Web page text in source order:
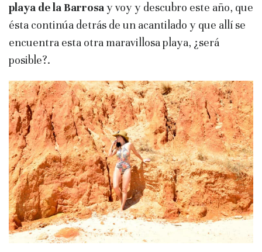
playa de la Barrosay voy y descubro este año, que
ésta continúa detrás de un acantilado y que allí se
encuentra esta otra maravillosa playa, ¿será
posible?.